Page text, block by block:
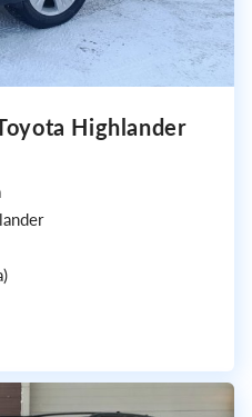
Highlander